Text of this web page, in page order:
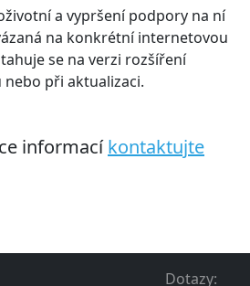
a vypršení podpory na ní
na konkrétní internetovou
se na verzi rozšíření
při aktualizaci.
informacíkontaktujte
Dotazy: